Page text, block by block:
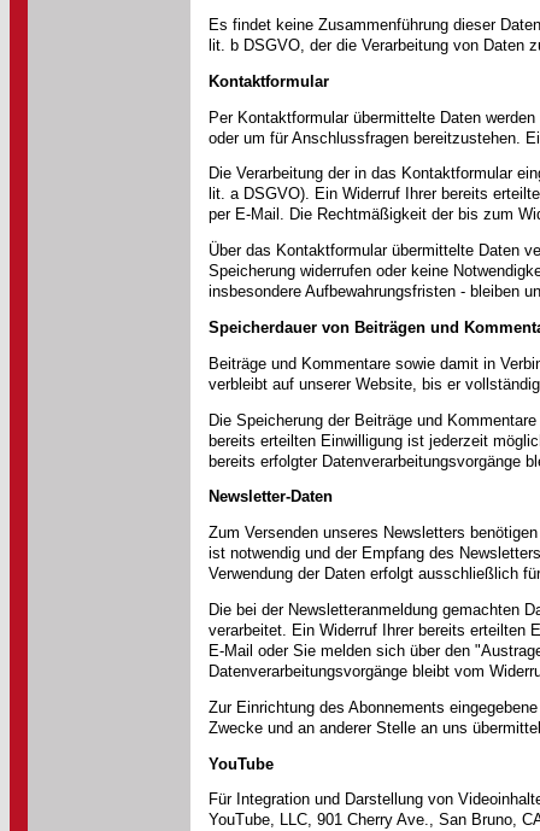
Es findet keine Zusammenführung dieser
lit. b DSGVO, der die Verarbeitung von Daten
Kontaktformular
Per Kontaktformular übermittelte Daten
oder um für Anschlussfragen bereitzustehen.
Die Verarbeitung der in das Kontaktformular
lit. a DSGVO). Ein Widerruf Ihrer bereits
per E-Mail. Die Rechtmäßigkeit der bis zum
Über das Kontaktformular übermittelte Daten
Speicherung widerrufen oder keine
insbesondere Aufbewahrungsfristen - bleiben
Speicherdauer von Beiträgen und
Beiträge und Kommentare sowie damit in
verbleibt auf unserer Website, bis er
Die Speicherung der Beiträge und
bereits erteilten Einwilligung ist jederzeit
bereits erfolgter Datenverarbeitungsvorgänge
Newsletter-Daten
Zum Versenden unseres Newsletters
ist notwendig und der Empfang des
Verwendung der Daten erfolgt ausschließlich
Die bei der Newsletteranmeldung gemachten
verarbeitet. Ein Widerruf Ihrer bereits erteilten
E-Mail oder Sie melden sich über den
Datenverarbeitungsvorgänge bleibt vom
Zur Einrichtung des Abonnements
Zwecke und an anderer Stelle an uns
YouTube
Für Integration und Darstellung von
YouTube, LLC, 901 Cherry Ave., San Bruno,